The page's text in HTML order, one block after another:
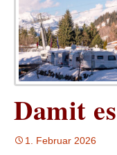
Damit
1. Februar 2026